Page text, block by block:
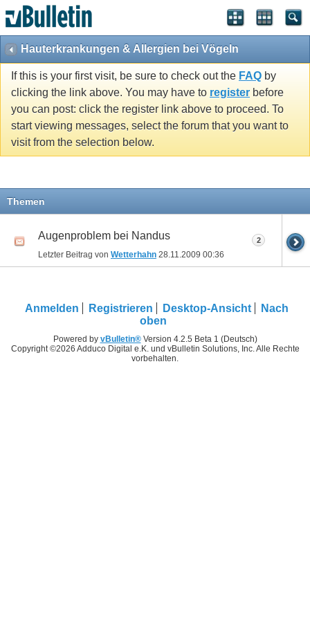
Hauterkrankungen & Allergien bei Vögeln
If this is your first visit, be sure to check out the FAQ by
clicking the link above. You may have to register before
you can post: click the register link above to proceed. To
start viewing messages, select the forum that you want to
visit from the selection below.
Themen
Augenproblem bei Nandus
Letzter Beitrag von Wetterhahn 28.11.2009 00:36
2
Anmelden Registrieren Desktop-Ansicht
Nach
oben
Powered by vBulletin®Version 4.2.5 Beta 1 (Deutsch)
Copyright ©2026 Adduco Digital e.K. und vBulletin Solutions, Inc. Alle Rechte
vorbehalten.